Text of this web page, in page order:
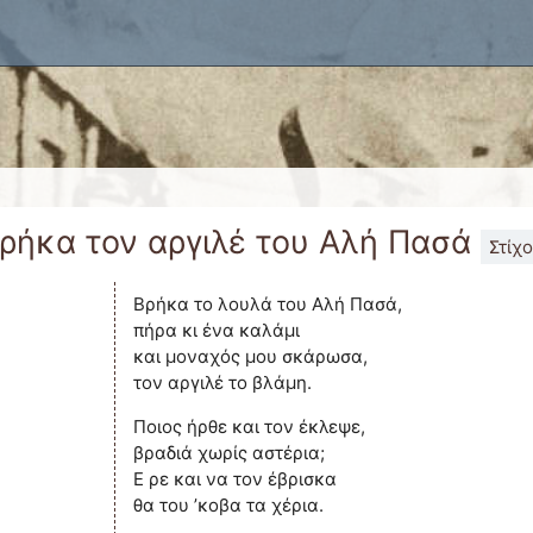
τον αργιλέ του Αλή Πασά
Βρήκα το λουλά του Αλή Πασά,
πήρα κι ένα καλάμι
και μοναχός μου σκάρωσα,
τον αργιλέ το βλάμη.
Ποιος ήρθε και τον έκλεψε,
βραδιά χωρίς αστέρια;
Ε ρε και να τον έβρισκα
θα του ’κοβα τα χέρια.